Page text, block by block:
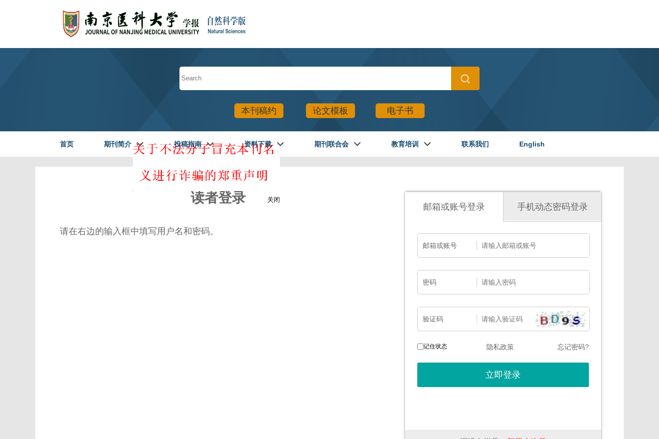
本刊稿约 论文模板 电子书
首页 期刊简介 投稿指南 资料下载 期刊联合会 教育培训 联系我们 English
读者登录
请在右边的输入框中填写用户名和密码。
邮箱或账号登录 手机动态密码登录
邮箱或账号
密码
验证码
记住状态 隐私政策 忘记密码?